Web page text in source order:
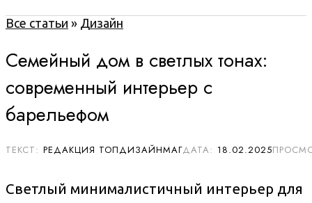
Все статьи » Дизайн
Семейный дом в светлых тонах:
современный интерьер с
барельефом
РЕДАКЦИЯ ТОПДИЗАЙНМАГ 18.02.2025
Светлый минималистичный интерьер для